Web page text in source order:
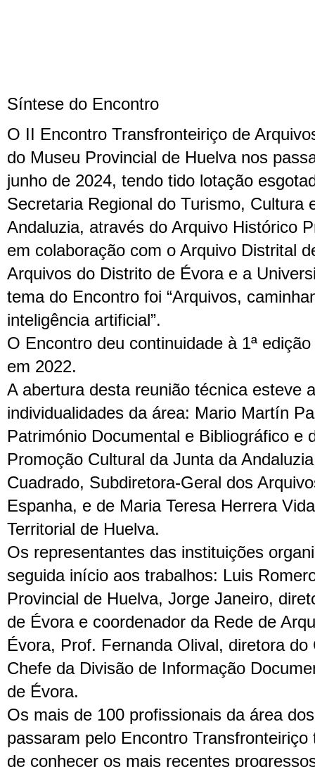
Síntese do Encontro
O II Encontro Transfronteiriço de
do Museu Provincial de Huelva nos
junho de 2024, tendo tido lotação
Secretaria Regional do Turismo, Cultura
Andaluzia, através do Arquivo Histórico
em colaboração com o Arquivo Distrital
Arquivos do Distrito de Évora e a
tema do Encontro foi “Arquivos,
inteligência artificial”.
O Encontro deu continuidade à 1ª
em 2022.
A abertura desta reunião técnica esteve
individualidades da área: Mario Martín
Património Documental e Bibliográfico e
Promoção Cultural da Junta da
Cuadrado, Subdiretora-Geral dos
Espanha, e de Maria Teresa Herrera
Territorial de Huelva.
Os representantes das instituições
seguida início aos trabalhos: Luis
Provincial de Huelva, Jorge Janeiro,
de Évora e coordenador da Rede de
Évora, Prof. Fernanda Olival, diretora
Chefe da Divisão de Informação
de Évora.
Os mais de 100 profissionais da área
passaram pelo Encontro
de conhecer os mais recentes